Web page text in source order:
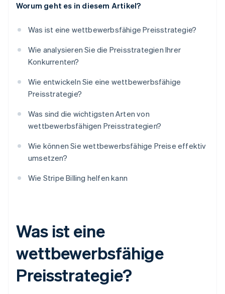
Worum geht es in diesem Artikel?
Was ist eine wettbewerbsfähige Preisstrategie?
Wie analysieren Sie die Preisstrategien Ihrer
Konkurrenten?
Wie entwickeln Sie eine wettbewerbsfähige
Preisstrategie?
Was sind die wichtigsten Arten von
wettbewerbsfähigen Preisstrategien?
Wie können Sie wettbewerbsfähige Preise effektiv
umsetzen?
Wie Stripe Billing helfen kann
Was ist eine
wettbewerbsfähige
Preisstrategie?